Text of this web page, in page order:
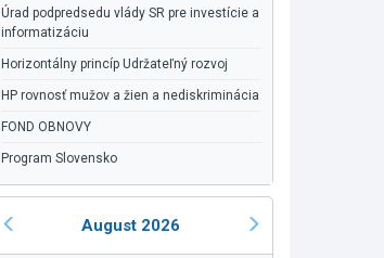
Úrad podpredsedu vlády SR pre investície a
informatizáciu
Horizontálny princíp Udržateľný rozvoj
HP rovnosť mužov a žien a nediskriminácia
FOND OBNOVY
Program Slovensko
August 2026